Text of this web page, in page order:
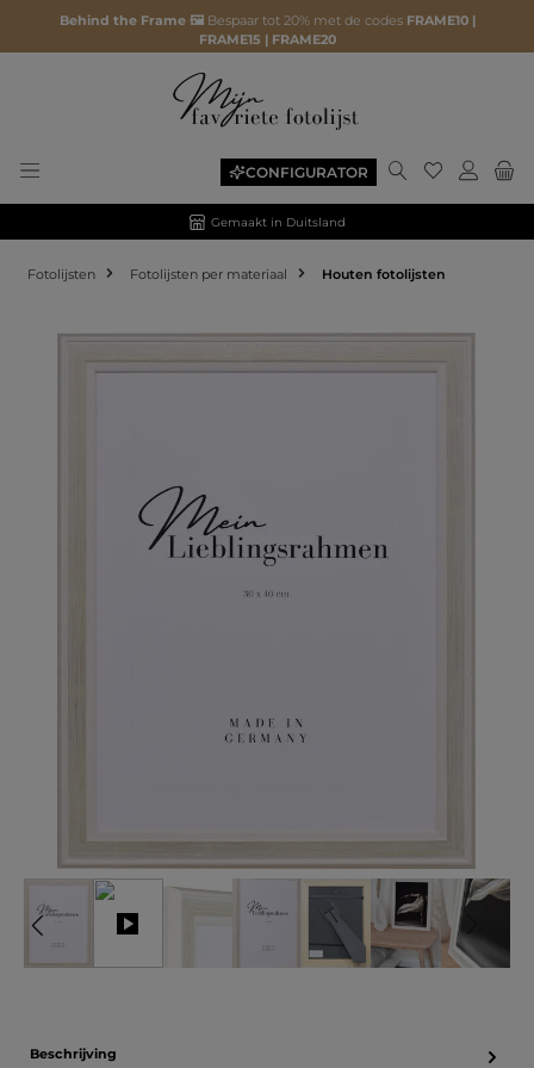
Behind the Frame 🖼️ Bespaar tot 20% met de codes FRAME10 |
FRAME15 | FRAME20
CONFIGURATOR
Gemaakt in Duitsland
Fotolijsten Fotolijsten per materiaal Houten fotolijsten
Afbeeldingengalerij overslaan
Beschrijving